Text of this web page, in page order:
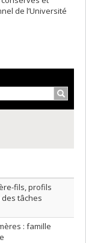
de l’Université
fils, profils
tâches
: famille